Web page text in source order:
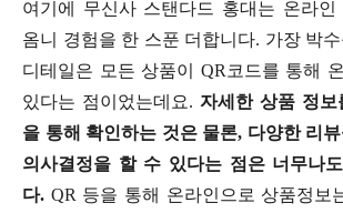
여기에 무신사 스탠다드 홍대는 온라인
옴니 경험을 한 스푼 더합니다. 가장 박
디테일은 모든 상품이 QR코드를 통해
있다는 점이었는데요. 자세한 상품 정보
을 통해 확인하는 것은 물론, 다양한 리
의사결정을 할 수 있다는 점은 너무나
다. QR 등을 통해 온라인으로 상품정보